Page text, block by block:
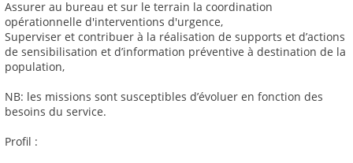
Assurer au bureau et sur le terrain la coordination
opérationnelle d'interventions d'urgence,
Superviser et contribuer à la réalisation de supports et d’actions
de sensibilisation et d’information préventive à destination de la
population,
NB: les missions sont susceptibles d’évoluer en fonction des
besoins du service.
Profil :